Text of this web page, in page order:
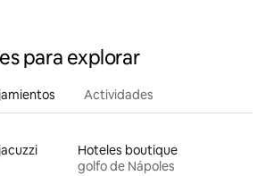
para explorar
Actividades
Hoteles boutique
golfo de Nápoles